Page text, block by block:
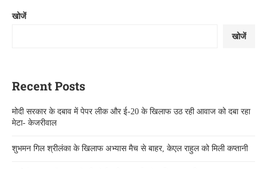
खोजें
खोजें
Recent Posts
मोदी सरकार के दबाव में पेपर लीक और ई-20 के खिलाफ उठ रही आवाज को दबा रहा
मेटा- केजरीवाल
शुभमन गिल श्रीलंका के खिलाफ अभ्यास मैच से बाहर, केएल राहुल को मिली कप्तानी